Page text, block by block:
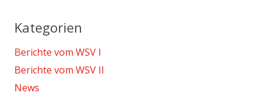
Kategorien
Berichte vom WSV I
Berichte vom WSV II
News